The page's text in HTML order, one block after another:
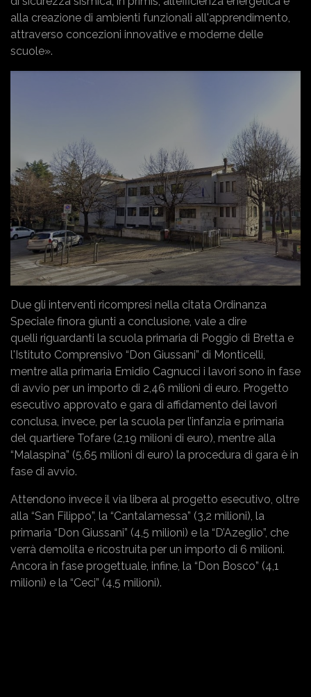
alla creazione di ambienti funzionali all'apprendimento,
attraverso concezioni innovative e moderne delle
scuole».
Due gli interventi ricompresi nella citata Ordinanza
Speciale finora giunti a conclusione, vale a dire
quelli riguardanti la scuola primaria di Poggio di Bretta e
l'Istituto Comprensivo “Don Giussani” di Monticelli,
mentre alla primaria Emidio Cagnucci i lavori sono in fase
di avvio per un importo di 2,46 milioni di euro. Progetto
esecutivo approvato e gara di affidamento dei lavori
conclusa, invece, per la scuola per l’infanzia e primaria
del quartiere Tofare (2,19 milioni di euro), mentre alla
“Malaspina” (5,65 milioni di euro) la procedura di gara è in
fase di avvio.
Attendono invece il via libera al progetto esecutivo, oltre
alla “San Filippo”, la “Cantalamessa” (3,2 milioni), la
primaria “Don Giussani” (4,5 milioni) e la “D’Azeglio”, che
verrà demolita e ricostruita per un importo di 6 milioni.
Ancora in fase progettuale, infine, la “Don Bosco” (4,1
milioni) e la “Ceci” (4,5 milioni).